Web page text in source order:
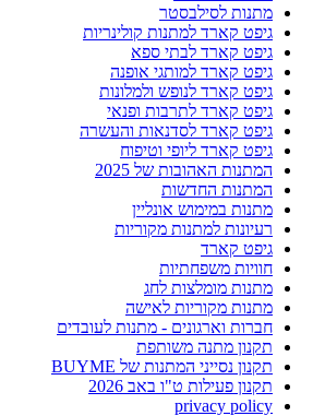
מתנות לסילבסטר
גיפט קארד למתנות קולינריות
גיפט קארד לבתי ספא
גיפט קארד למותגי אופנה
גיפט קארד לנופש ולמלונות
גיפט קארד לתרבות ופנאי
גיפט קארד לסדנאות והעשרה
גיפט קארד ליופי וטיפוח
המתנות האהובות של 2025
המתנות החדשות
מתנות במימוש אונליין
רעיונות למתנות מקוריות
גיפט קארד
חוויות משפחתיות
מתנות מומלצות לחג
מתנות מקוריות לאישה
חברות וארגונים - מתנות לעובדים
תקנון מתנה משותפת
תקנון נסייני המתנות של BUYME
תקנון פעילות ט"ו באב 2026
privacy policy